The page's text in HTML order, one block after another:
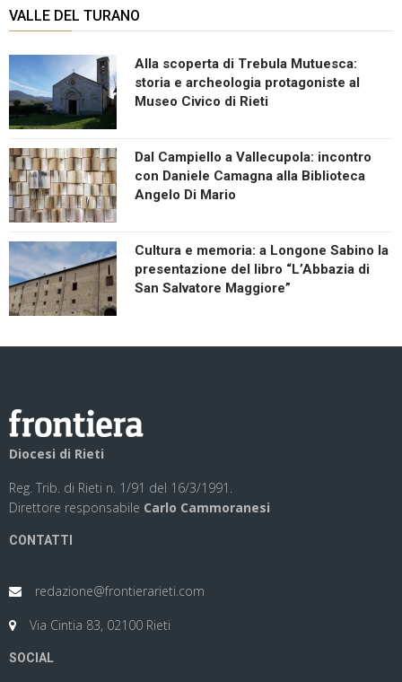
VALLE DEL TURANO
Alla scoperta di Trebula Mutuesca:
storia e archeologia protagoniste al
Museo Civico di Rieti
Dal Campiello a Vallecupola: incontro
con Daniele Camagna alla Biblioteca
Angelo Di Mario
Cultura e memoria: a Longone Sabino la
presentazione del libro “L’Abbazia di
San Salvatore Maggiore”
Diocesi di Rieti
Reg. Trib. di Rieti n. 1/91 del 16/3/1991.
Direttore responsabile Carlo Cammoranesi
CONTATTI
redazione@frontierarieti.com
Via Cintia 83, 02100 Rieti
SOCIAL